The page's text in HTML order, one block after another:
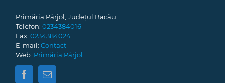
Primăria Pârjol, Județul Bacău
Telefon: 0234384016
Fax: 0234384024
E-mail: Contact
Web: Primăria Pârjol